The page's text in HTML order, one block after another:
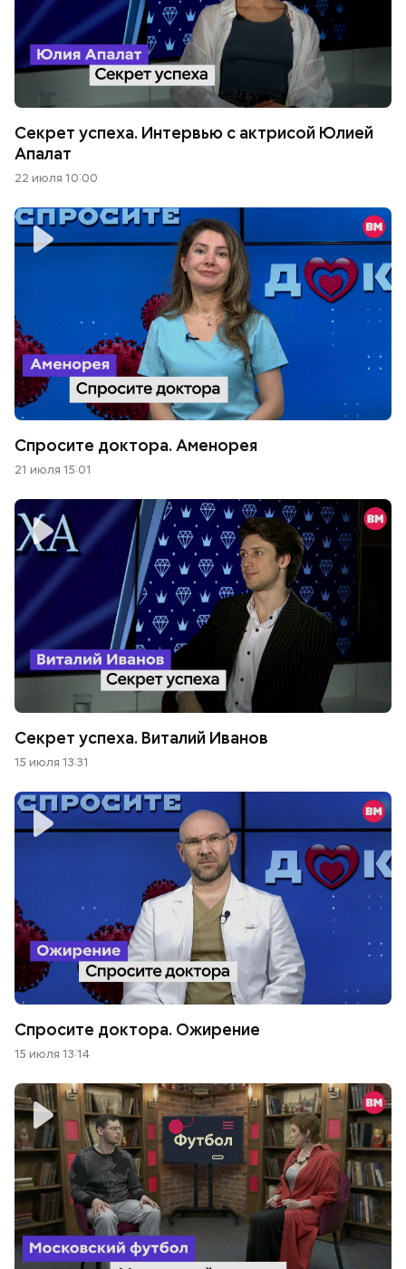
Секрет успеха. Интервью с актрисой Юлией
Апалат
22 июля 10:00
Спросите доктора. Аменорея
21 июля 15:01
Секрет успеха. Виталий Иванов
15 июля 13:31
Спросите доктора. Ожирение
15 июля 13:14